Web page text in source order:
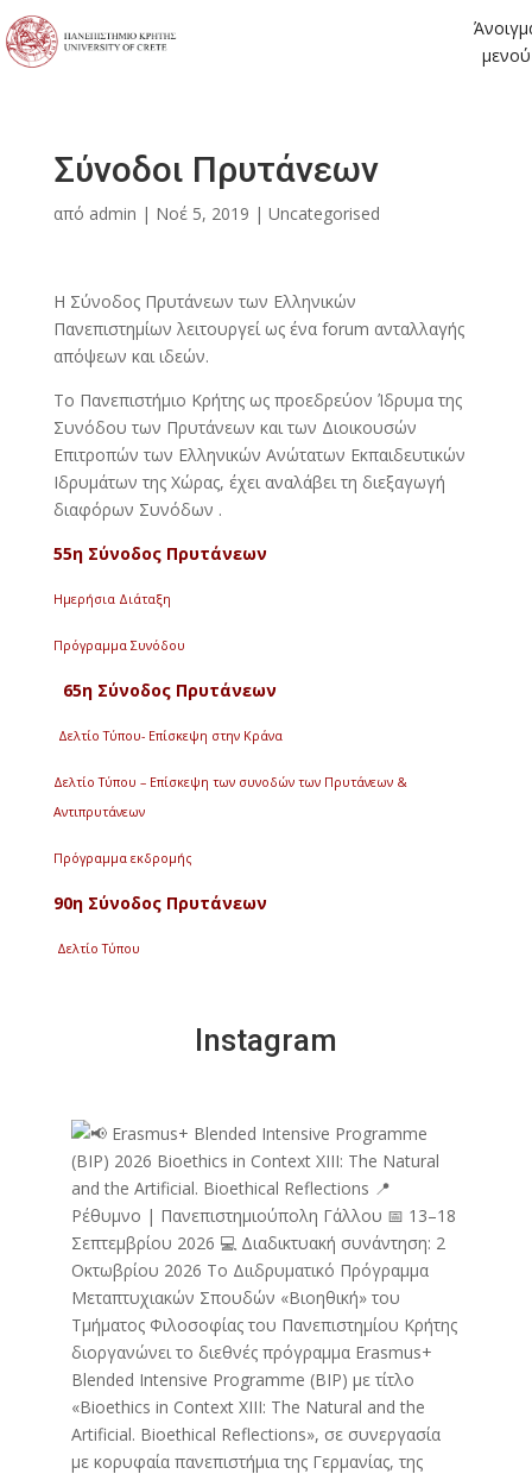
μενού
Σύνοδοι Πρυτάνεων
από admin | Νοέ 5, 2019 | Uncategorised
Η Σύνοδος Πρυτάνεων των Ελληνικών
Πανεπιστημίων λειτουργεί ως ένα forum ανταλλαγής
απόψεων και ιδεών.
Το Πανεπιστήμιο Κρήτης ως προεδρεύον Ίδρυμα της
Συνόδου των Πρυτάνεων και των Διοικουσών
Επιτροπών των Ελληνικών Ανώτατων Εκπαιδευτικών
Ιδρυμάτων της Χώρας, έχει αναλάβει τη διεξαγωγή
διαφόρων Συνόδων .
55η Σύνοδος Πρυτάνεων
Ημερήσια Διάταξη
Πρόγραμμα Συνόδου
65η Σύνοδος Πρυτάνεων
Δελτίο Τύπου- Επίσκεψη στην Κράνα
Δελτίο Τύπου – Επίσκεψη των συνοδών των Πρυτάνεων &
Αντιπρυτάνεων
Πρόγραμμα εκδρομής
90η Σύνοδος Πρυτάνεων
Δελτίο Τύπου
Instagram